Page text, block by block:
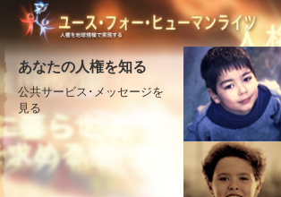
ユース･フォー･ヒューマンライ
いて
ユース･フォー･ヒューマンライツ
私たちの目的
ユース･フォー･ヒューマンライツの
役員
人権とは何でしょう?
人権の定義
人権の背景
世界人権宣言
教育者へ
ようこそ
教育パッケージの内容
活動を始める
活動に参加する
人権を求める主張
あなたの人権を知る
公共サービス･メッセージを
見る